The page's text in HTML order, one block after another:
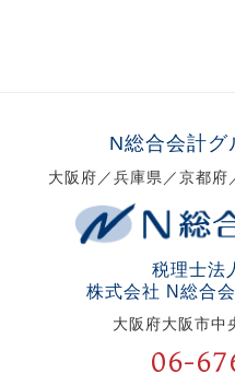
N総合会計グ
大阪府／兵庫県／京都
税理士法
株式会社 N総合
大阪府大阪市
06-